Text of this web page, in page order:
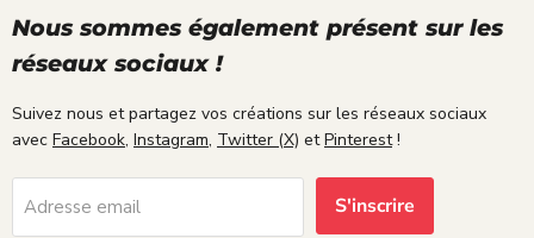
isf
ait
Nous sommes également présent sur les
réseaux sociaux !
Suivez nous et partagez vos créations sur les réseaux sociaux
avec Facebook, Instagram, Twitter (X) etPinterest!
Adresse email S'inscrire